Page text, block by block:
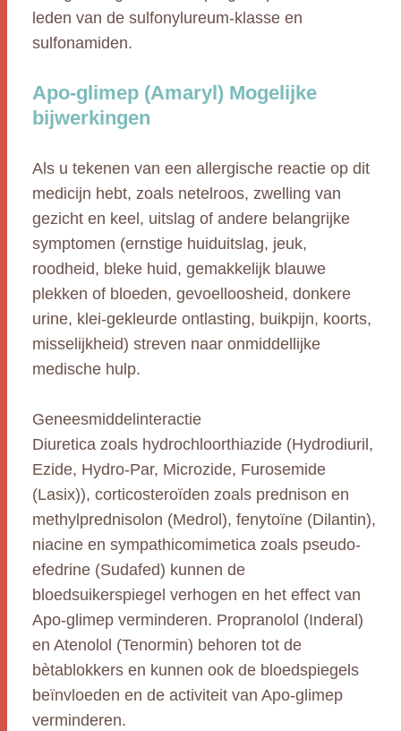
leden van de sulfonylureum-klasse en
sulfonamiden.
Apo-glimep (Amaryl) Mogelijke
bijwerkingen
Als u tekenen van een allergische reactie op dit
medicijn hebt, zoals netelroos, zwelling van
gezicht en keel, uitslag of andere belangrijke
symptomen (ernstige huiduitslag, jeuk,
roodheid, bleke huid, gemakkelijk blauwe
plekken of bloeden, gevoelloosheid, donkere
urine, klei-gekleurde ontlasting, buikpijn, koorts,
misselijkheid) streven naar onmiddellijke
medische hulp.
Geneesmiddelinteractie
Diuretica zoals hydrochloorthiazide (Hydrodiuril,
Ezide, Hydro-Par, Microzide, Furosemide
(Lasix)), corticosteroïden zoals prednison en
methylprednisolon (Medrol), fenytoïne (Dilantin),
niacine en sympathicomimetica zoals pseudo-
efedrine (Sudafed) kunnen de
bloedsuikerspiegel verhogen en het effect van
Apo-glimep verminderen. Propranolol (Inderal)
en Atenolol (Tenormin) behoren tot de
bètablokkers en kunnen ook de bloedspiegels
beïnvloeden en de activiteit van Apo-glimep
verminderen.